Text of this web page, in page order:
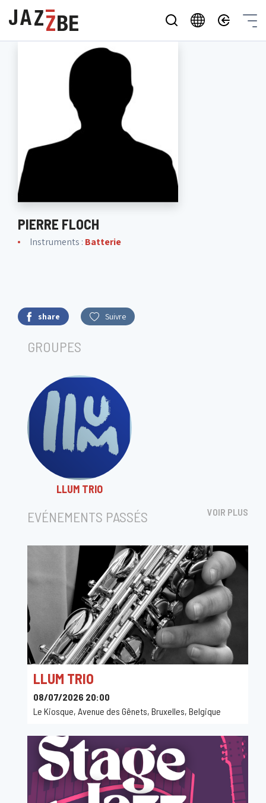
PIERRE FLOCH
Instruments : Batterie
share Suivre
GROUPES
LLUM TRIO
EVÉNEMENTS PASSÉS VOIR PLUS
LLUM TRIO
08/07/2026 20:00
Le Kiosque, Avenue des Gênets, Bruxelles, Belgique